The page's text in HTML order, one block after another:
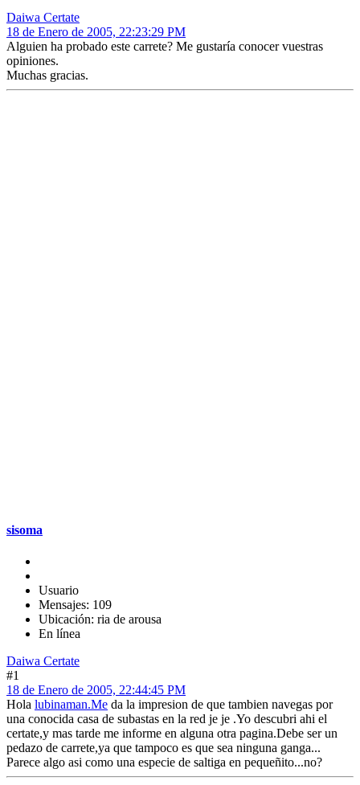
Daiwa Certate
18 de Enero de 2005, 22:23:29 PM
Alguien ha probado este carrete? Me gustaría conocer vuestras
opiniones.
Muchas gracias.
sisoma
Usuario
Mensajes: 109
Ubicación: ria de arousa
En línea
Daiwa Certate
#1
18 de Enero de 2005, 22:44:45 PM
Hola lubinaman.Me da la impresion de que tambien navegas por
una conocida casa de subastas en la red je je .Yo descubri ahi el
certate,y mas tarde me informe en alguna otra pagina.Debe ser un
pedazo de carrete,ya que tampoco es que sea ninguna ganga...
Parece algo asi como una especie de saltiga en pequeñito...no?